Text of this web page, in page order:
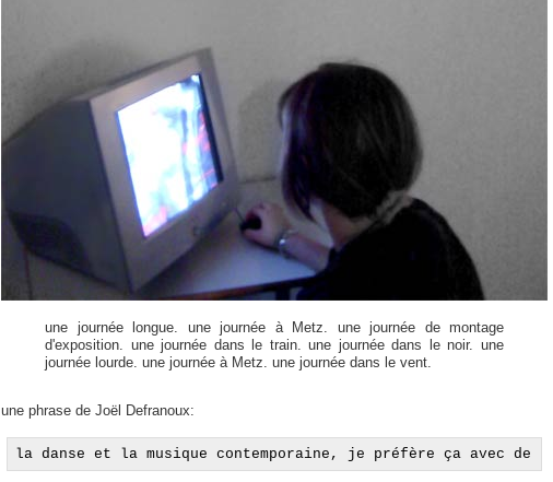
une journée longue. une journée à Metz. une journée de montage
d'exposition. une journée dans le train. une journée dans le noir. une
journée lourde. une journée à Metz. une journée dans le vent.
une phrase de Joël Defranoux:
la danse et la musique contemporaine, je préfère ça avec de